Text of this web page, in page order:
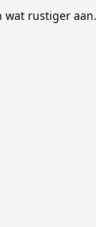
rustiger